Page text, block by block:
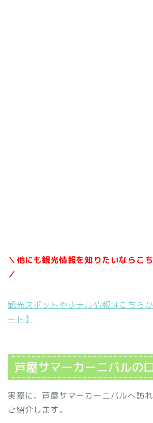
＼他にも観光情報を知りたいならこ
／
観光スポットやホテル情報はこちら
ート】
芦屋サマーカーニバルの
実際に、芦屋サマーカーニバルへ訪
ご紹介します。